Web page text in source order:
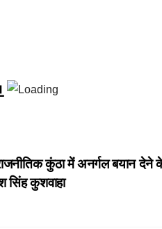
कुंठा में अनर्गल बयान
सिंह कुशवाहा